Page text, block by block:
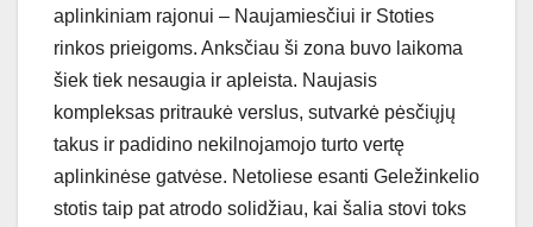
aplinkiniam rajonui – Naujamiesčiui ir Stoties
rinkos prieigoms. Anksčiau ši zona buvo laikoma
šiek tiek nesaugia ir apleista. Naujasis
kompleksas pritraukė verslus, sutvarkė pėsčiųjų
takus ir padidino nekilnojamojo turto vertę
aplinkinėse gatvėse. Netoliese esanti Geležinkelio
stotis taip pat atrodo solidžiau, kai šalia stovi toks